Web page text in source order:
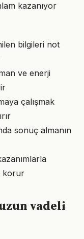
kazanıyor
bilgileri not
ve enerji
çalışmak
sonuç almanın
korur
vadeli